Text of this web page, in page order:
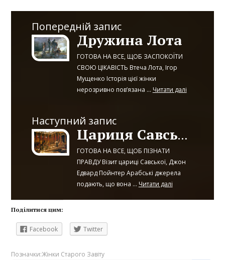
Попередній запис
Дружина Лота
ГОТОВА НА ВСЕ, ЩОБ ЗАСПОКОЇТИ
СВОЮ ЦІКАВІСТЬ Втеча Лота, Ігор
Мущенко Історія цієї жінки
нерозривно пов’язана ... Читати далі
Наступний запис
Цариця Савська
ГОТОВА НА ВСЕ, ЩОБ ПІЗНАТИ
ПРАВДУ Візит цариці Савської, Джон
Едвард Пойнтер Арабські джерела
подають, що вона ... Читати далі
Поділитися цим:
Facebook Twitter
Позначки:Жінки Старого Завіту